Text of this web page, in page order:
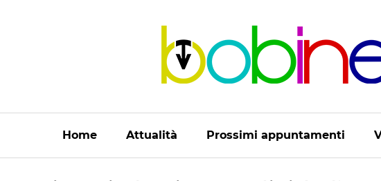
Home Attualità Prossimi appuntamenti